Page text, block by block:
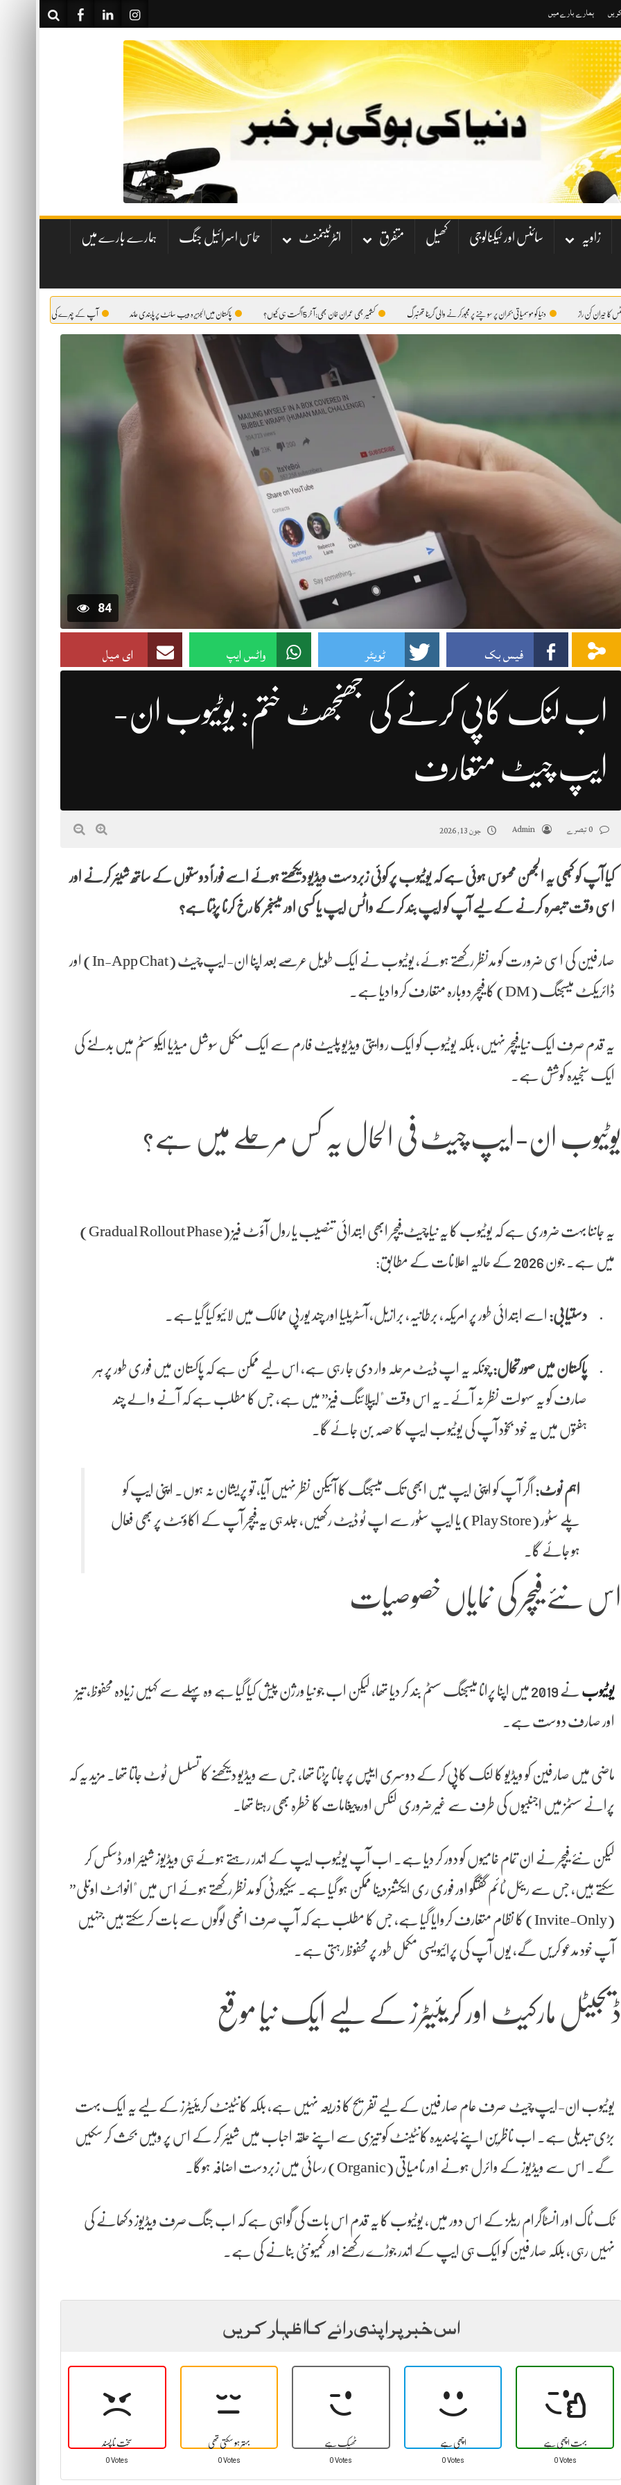
ہمارے بارے میں
زاویہ سائنس اور ٹیکنالوجی کھیل متفرق انٹرٹینمنٹ حماس اسرائیل جنگ ہمارے بارے میں
راز دنیا کو موسمیاتی بحران پر سوچنے پر مجبورکرنے والی گریٹا تھنبرگ کشمیر بھی عمران خان بھی:آ خر 5 اگست ہی کیوں؟ پاکستان میں‌الجزیرہ ویب سائٹ پر پابندی عائد آپ کے چہرے کی وہ حقیقت، جو آئینہ بھی آپ کو نہیں
84
فیس بک ٹویٹر واٹس ایپ ای میل
اب لنک کاپی کرنے کی جھنجھٹ ختم: یوٹیوب ان-
ایپ چیٹ متعارف
Admin جون 13, 2026
کیا آپ کو کبھی یہ الجھن محسوس ہوئی ہے کہ یوٹیوب پر کوئی زبردست ویڈیو دیکھتے ہوئے اسے فوراً دوستوں کے ساتھ شیئر کرنے اور
اسی وقت تبصرہ کرنے کے لیے آپ کو ایپ بند کر کے واٹس ایپ یا کسی اور میسنجر کا رخ کرنا پڑتا ہے؟
صارفین کی اسی ضرورت کو مدنظر رکھتے ہوئے، یوٹیوب نے ایک طویل عرصے بعد اپنا ان-ایپ چیٹ (In-App Chat) اور
ڈائریکٹ میسجنگ (DM) کا فیچر دوبارہ متعارف کروا دیا ہے۔
یہ قدم صرف ایک نیا فیچر نہیں، بلکہ یوٹیوب کو ایک روایتی ویڈیو پلیٹ فارم سے ایک مکمل سوشل میڈیا ایکوسسٹم میں بدلنے کی
ایک سنجیدہ کوشش ہے۔
یوٹیوب ان-ایپ چیٹ فی الحال یہ کس مرحلے میں ہے؟
یہ جاننا بہت ضروری ہے کہ یوٹیوب کا یہ نیا چیٹ فیچر ابھی ابتدائی تنصیب یا رول آؤٹ فیز (Gradual Rollout Phase)
میں ہے۔ جون 2026 کے حالیہ اعلانات کے مطابق:
دستیابی: اسے ابتدائی طور پر امریکہ، برطانیہ، برازیل، آسٹریلیا اور چند یورپی ممالک میں لائیو کیا گیا ہے۔
پاکستان میں صورتحال:چونکہ یہ اپ ڈیٹ مرحلہ وار دی جا رہی ہے، اس لیے ممکن ہے کہ پاکستان میں فوری طور پر ہر
صارف کو یہ سہولت نظر نہ آئے۔ یہ اس وقت "ایپلائنگ فیز” میں ہے، جس کا مطلب ہے کہ آنے والے چند
ہفتوں میں یہ خود بخود آپ کی یوٹیوب ایپ کا حصہ بن جائے گا۔
اہم نوٹ: اگر آپ کو اپنی ایپ میں ابھی تک میسجنگ کا آئیکن نظر نہیں آیا، تو پریشان نہ ہوں۔ اپنی ایپ کو
پلے سٹور (Play Store) یا ایپ سٹور سے اپ ٹو ڈیٹ رکھیں، جلد ہی یہ فیچر آپ کے اکاؤنٹ پر بھی فعال
ہو جائے گا۔
اس نئے فیچر کی نمایاں خصوصیات
یوٹیوب نے 2019 میں اپنا پرانا میسجنگ سسٹم بند کر دیا تھا، لیکن اب جو نیا ورژن پیش کیا گیا ہے وہ پہلے سے کہیں زیادہ محفوظ، تیز
اور صارف دوست ہے۔
ماضی میں صارفین کو ویڈیو کا لنک کاپی کر کے دوسری ایپس پر جانا پڑتا تھا، جس سے ویڈیو دیکھنے کا تسلسل ٹوٹ جاتا تھا۔ مزید یہ کہ
پرانے سسٹمز میں اجنبیوں کی طرف سے غیر ضروری لنکس اور پیغامات کا خطرہ بھی رہتا تھا۔
لیکن نئے فیچر نے ان تمام خامیوں کو دور کر دیا ہے۔ اب آپ یوٹیوب ایپ کے اندر رہتے ہوئے ہی ویڈیوز شیئر اور ڈسکس کر
سکتے ہیں، جس سے ریئل ٹائم گفتگو اور فوری ری ایکشنز دینا ممکن ہو گیا ہے۔ سیکیورٹی کو مدنظر رکھتے ہوئے اس میں "انوائٹ اونلی”
(Invite-Only) کا نظام متعارف کروایا گیا ہے، جس کا مطلب ہے کہ آپ صرف انھی لوگوں سے بات کر سکتے ہیں جنہیں
آپ خود مدعو کریں گے، یوں آپ کی پرائیویسی مکمل طور پر محفوظ رہتی ہے۔
ڈیجیٹل مارکیٹ اور کریئیٹرز کے لیے ایک نیا موقع
یوٹیوب ان-ایپ چیٹ صرف عام صارفین کے لیے تفریح کا ذریعہ نہیں ہے، بلکہ کانٹینٹ کریئیٹرز کے لیے یہ ایک بہت
بڑی تبدیلی ہے۔ اب ناظرین اپنے پسندیدہ کانٹینٹ کو تیزی سے اپنے حلقہ احباب میں شیئر کر کے اس پر وہیں بحث کر سکیں
گے۔ اس سے ویڈیوز کے وائرل ہونے اور نامیاتی (Organic) رسائی میں زبردست اضافہ ہوگا۔
ٹک ٹاک اور انسٹاگرام ریلز کے اس دور میں، یوٹیوب کا یہ قدم اس بات کی گواہی ہے کہ اب جنگ صرف ویڈیوز دکھانے کی
نہیں رہی، بلکہ صارفین کو ایک ہی ایپ کے اندر جوڑے رکھنے اور کمیونٹی بنانے کی ہے۔
اس خبر پر اپنی رائے کا اظہار کریں
سخت نا پسند
0 Votes
بہتر ہو سکتی تھی
0 Votes
ٹھیک ہے
0 Votes
اچھی ہے
0 Votes
بہت اچھی ہے
0 Votes